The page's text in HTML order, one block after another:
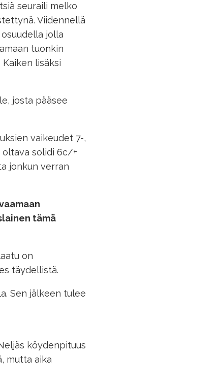
seuraili melko
Viidennellä
jolla
tuonkin
lisäksi
josta pääsee
vaikeudet 7-,
oltava solidi 6c/+
jonkun verran
tämä
on
täydellistä.
Sen jälkeen tulee
köydenpituus
mutta aika